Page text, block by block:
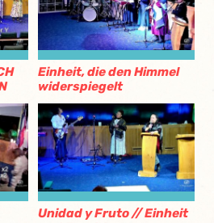
Einheit, die den Himmel
widerspiegelt
Unidad y Fruto // Einheit